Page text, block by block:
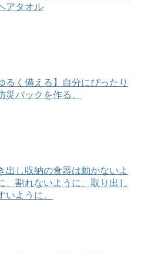
アタオル
るく備える】自分にぴったり
災バックを作る。
出し収納の食器は動かないよ
、割れないように、取り出し
いように。